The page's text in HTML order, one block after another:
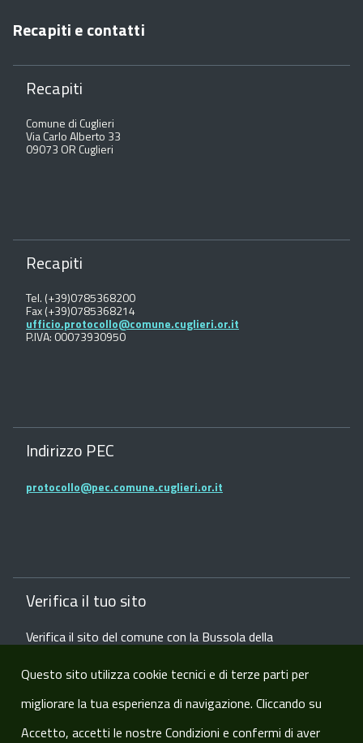
Recapiti e contatti
Recapiti
Comune di Cuglieri
Via Carlo Alberto 33
09073 OR Cuglieri
Recapiti
Tel. (+39)0785368200
Fax (+39)0785368214
ufficio.protocollo@comune.cuglieri.or.it
P.IVA: 00073930950
Indirizzo PEC
protocollo@pec.comune.cuglieri.or.it
Verifica il tuo sito
Verifica il sito del comune con la Bussola della
Trasparenza dei siti web
Referente Ufficiale di Stato Civile G.
Federica Arca tel 3453022294
Visite:226029
Questo sito utilizza cookie tecnici e di terze parti per
migliorare la tua esperienza di navigazione. Cliccando su
Accetto, accetti le nostre Condizioni e confermi di aver